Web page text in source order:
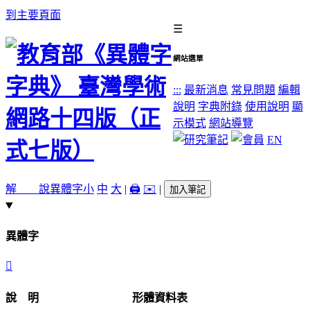
到主要頁面
☰
網站選單
::: 最新消息 常見問題 編輯
說明 字典附錄 使用說明 顯
示模式 網站導覽
EN
解 說異體字小 中 大 | 🖨️ ✉️ | 加入筆記
異體字
󸒦
說 明 形體資料表